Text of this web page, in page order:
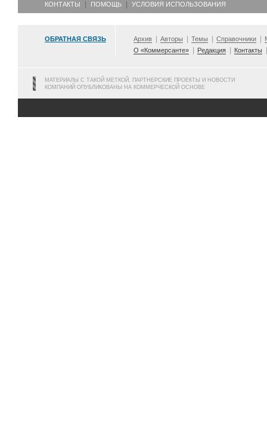
КОНТАКТЫ ПОМОЩЬ УСЛОВИЯ ИСПОЛЬЗОВАНИЯ
ОБРАТНАЯ СВЯЗЬ Архив Авторы Темы Справочники
О «Коммерсанте»
Редакция Контакты
МАТЕРИАЛЫ С ТАКОЙ МЕТКОЙ, ПАРТНЕРСКИЕ ПРОЕКТЫ И НОВОСТИ
КОМПАНИЙ ОПУБЛИКОВАНЫ НА КОММЕРЧЕСКОЙ ОСНОВЕ